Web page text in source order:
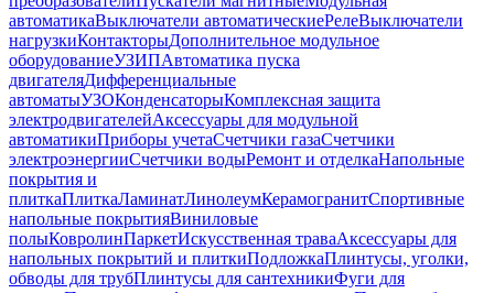
автоматикаВыключатели автоматическиеРелеВыключатели
нагрузкиКонтакторыДополнительное модульное
оборудованиеУЗИПАвтоматика пуска
двигателяДифференциальные
автоматыУЗОКонденсаторыКомплексная защита
электродвигателейАксессуары для модульной
автоматикиПриборы учетаСчетчики газаСчетчики
электроэнергииСчетчики водыРемонт и отделкаНапольные
покрытия и
плиткаПлиткаЛаминатЛинолеумКерамогранитСпортивные
напольные покрытияВиниловые
полыКовролинПаркетИскусственная траваАксессуары для
напольных покрытий и плиткиПодложкаПлинтусы, уголки,
обводы для трубПлинтусы для сантехникиФуги для